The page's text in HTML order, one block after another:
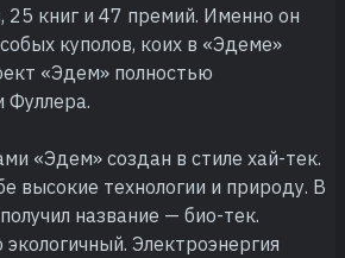
25 книг и 47 премий. Именно он
куполов, коих в «Эдеме»
«Эдем» полностью
Фуллера.
«Эдем» создан в стиле хай-тек.
высокие технологии и природу. В
название — био-тек.
Электроэнергия